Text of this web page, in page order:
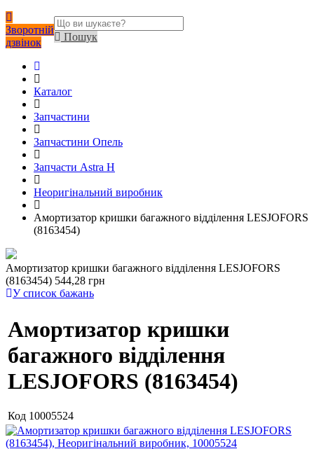
Зворотній
дзвінок
Пошук
Каталог
Запчастини
Запчастини Опель
Запчасти Astra H
Неоригінальний виробник
Амортизатор кришки багажного відділення LESJOFORS
(8163454)
Амортизатор кришки багажного відділення LESJOFORS
(8163454) 544,28 грн
У список бажань
Амортизатор кришки
багажного відділення
LESJOFORS (8163454)
Код 10005524